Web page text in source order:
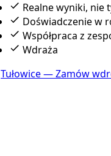
Realne wyniki, nie
Doświadczenie w
Współpraca z
Wdraża
Tułowice — Zamów